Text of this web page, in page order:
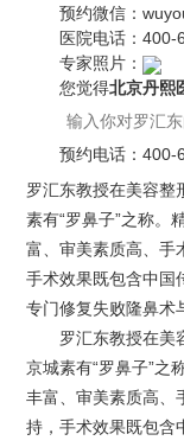
预约微信：
医院电话：400-
专家照片：
您觉得北京丹熙
预约电话：400-
罗汇东教授在美容整
素有“罗鼻子”之称。
富、审美素质高、手
手术效果既包含中国
专门修复失败隆鼻术
罗汇东教授在美
京城素有“罗鼻子”之
丰富、审美素质高、
持，手术效果既包含